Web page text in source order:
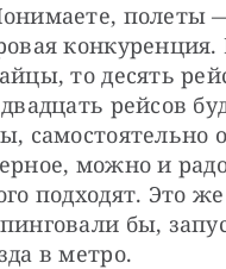
полеты —
то десять
рейсов
самостоятельно
можно и
подходят. Это
бы,
в метро.